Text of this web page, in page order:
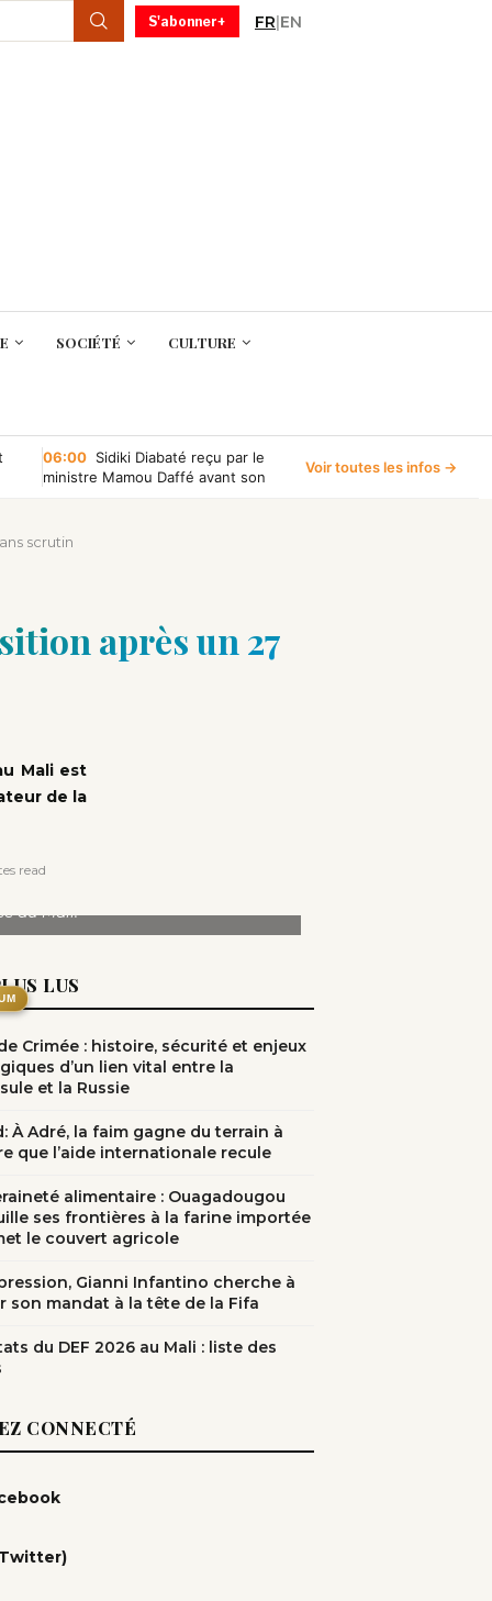
S'abonner+ FR|EN
SOCIÉTÉ CULTURE
06:00 Sidiki Diabaté reçu par le
ministre Mamou Daffé avant son
Voir toutes les infos →
scrutin
après un 27
Mali est
de la
read
du Mali.
LUS
Crimée : histoire, sécurité et enjeux
d’un lien vital entre la
et la Russie
À Adré, la faim gagne du terrain à
que l’aide internationale recule
alimentaire : Ouagadougou
ses frontières à la farine importée
le couvert agricole
Gianni Infantino cherche à
son mandat à la tête de la Fifa
du DEF 2026 au Mali : liste des
CONNECTÉ